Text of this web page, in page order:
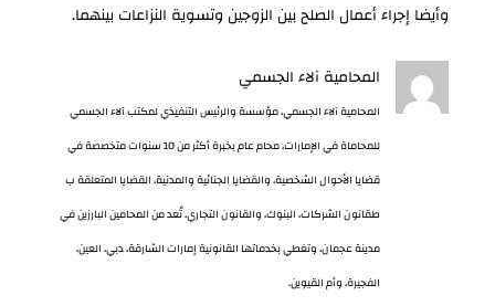
وأيضا إجراء أعمال الصلح بين الزوجين وتسوية النزاعات بينهما.
المحامية آلاء الجسمي
المحامية آلاء الجسمي، مؤسسة والرئيس التنفيذي لمكتب آلاء الجسمي
للمحاماة في الإمارات، محام عام بخبرة أكثر من 10 سنوات متخصصة في
قضايا الأحوال الشخصية، والقضايا الجنائية والمدنية، القضايا المتعلقة ب
طقانون الشركات، البنوك، والقانون التجاري، تُعد من المحامين البارزين في
مدينة عجمان، وتغطي بخدماتها القانونية إمارات الشارقة، دبي، العين،
الفجيرة، وأم القيوين.